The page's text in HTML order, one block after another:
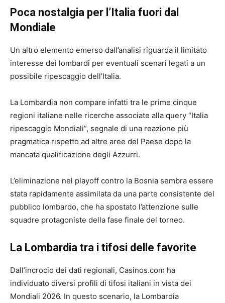
Poca nostalgia per l’Italia fuori dal
Mondiale
Un altro elemento emerso dall’analisi riguarda il limitato
interesse dei lombardi per eventuali scenari legati a un
possibile ripescaggio dell’Italia.
La Lombardia non compare infatti tra le prime cinque
regioni italiane nelle ricerche associate alla query “Italia
ripescaggio Mondiali”, segnale di una reazione più
pragmatica rispetto ad altre aree del Paese dopo la
mancata qualificazione degli Azzurri.
L’eliminazione nel playoff contro la Bosnia sembra essere
stata rapidamente assimilata da una parte consistente del
pubblico lombardo, che ha spostato l’attenzione sulle
squadre protagoniste della fase finale del torneo.
La Lombardia tra i tifosi delle favorite
Dall’incrocio dei dati regionali, Casinos.com ha
individuato diversi profili di tifosi italiani in vista dei
Mondiali 2026. In questo scenario, la Lombardia